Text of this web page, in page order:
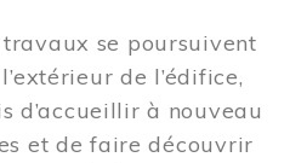
se poursuivent
de l’édifice,
d’accueillir à nouveau
et de faire découvrir